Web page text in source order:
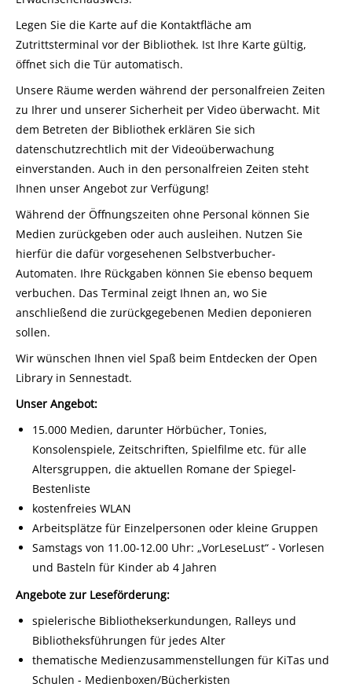
Legen Sie die Karte auf die Kontaktfläche am
Zutrittsterminal vor der Bibliothek. Ist Ihre Karte gültig,
öffnet sich die Tür automatisch.
Unsere Räume werden während der personalfreien Zeiten
zu Ihrer und unserer Sicherheit per Video überwacht. Mit
dem Betreten der Bibliothek erklären Sie sich
datenschutzrechtlich mit der Videoüberwachung
einverstanden. Auch in den personalfreien Zeiten steht
Ihnen unser Angebot zur Verfügung!
Während der Öffnungszeiten ohne Personal können Sie
Medien zurückgeben oder auch ausleihen. Nutzen Sie
hierfür die dafür vorgesehenen Selbstverbucher-
Automaten. Ihre Rückgaben können Sie ebenso bequem
verbuchen. Das Terminal zeigt Ihnen an, wo Sie
anschließend die zurückgegebenen Medien deponieren
sollen.
Wir wünschen Ihnen viel Spaß beim Entdecken der Open
Library in Sennestadt.
Unser Angebot:
15.000 Medien, darunter Hörbücher, Tonies,
Konsolenspiele, Zeitschriften, Spielfilme etc. für alle
Altersgruppen, die aktuellen Romane der Spiegel-
Bestenliste
kostenfreies WLAN
Arbeitsplätze für Einzelpersonen oder kleine Gruppen
Samstags von 11.00-12.00 Uhr: „VorLeseLust“ - Vorlesen
und Basteln für Kinder ab 4 Jahren
Angebote zur Leseförderung:
spielerische Bibliothekserkundungen, Ralleys und
Bibliotheksführungen für jedes Alter
thematische Medienzusammenstellungen für KiTas und
Schulen - Medienboxen/Bücherkisten